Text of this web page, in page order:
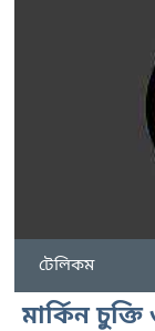
টেলিকম
মার্কিন